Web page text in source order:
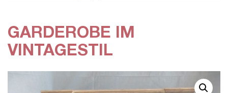
GARDEROBE IM
VINTAGESTIL